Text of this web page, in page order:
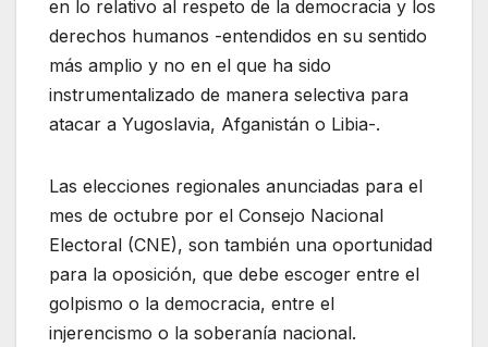
en lo relativo al respeto de la democracia y los
derechos humanos -entendidos en su sentido
más amplio y no en el que ha sido
instrumentalizado de manera selectiva para
atacar a Yugoslavia, Afganistán o Libia-.
Las elecciones regionales anunciadas para el
mes de octubre por el Consejo Nacional
Electoral (CNE), son también una oportunidad
para la oposición, que debe escoger entre el
golpismo o la democracia, entre el
injerencismo o la soberanía nacional.